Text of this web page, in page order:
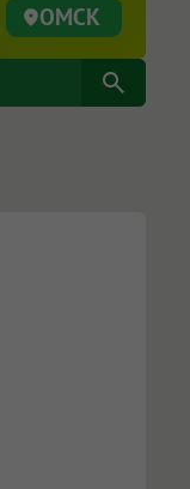
ОМСК